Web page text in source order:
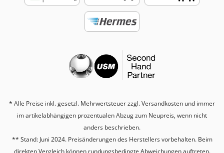
* Alle Preise inkl. gesetzl. Mehrwertsteuer zzgl.Versandkosten und immer
im artikelabhängigen prozentualen Abzug zum Neupreis, wenn nicht
anders beschrieben.
** Stand: Juni 2024. Preisänderungen des Herstellers vorbehalten. Beim